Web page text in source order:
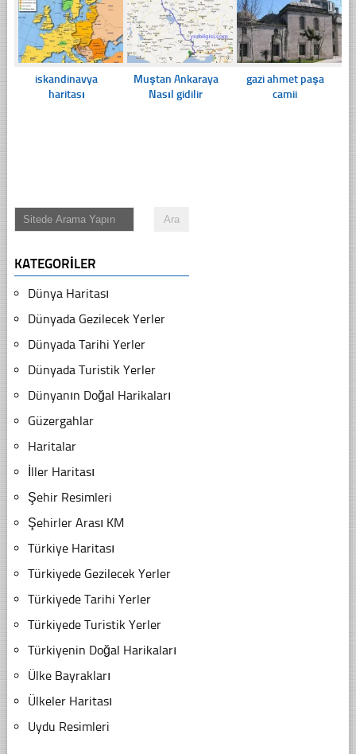
iskandinavya
haritası
Muştan Ankaraya
Nasıl gidilir
gazi ahmet paşa
camii
KATEGORILER
Dünya Haritası
Dünyada Gezilecek Yerler
Dünyada Tarihi Yerler
Dünyada Turistik Yerler
Dünyanın Doğal Harikaları
Güzergahlar
Haritalar
İller Haritası
Şehir Resimleri
Şehirler Arası KM
Türkiye Haritası
Türkiyede Gezilecek Yerler
Türkiyede Tarihi Yerler
Türkiyede Turistik Yerler
Türkiyenin Doğal Harikaları
Ülke Bayrakları
Ülkeler Haritası
Uydu Resimleri